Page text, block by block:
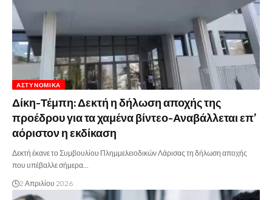
ΑΣΤΥΝΟΜΙΚΆ
Δίκη-Τέμπη: Δεκτή η δήλωση αποχής της
προέδρου για τα χαμένα βίντεο-Αναβάλλεται επ’
αόριστον η εκδίκαση
Δεκτή έκανε το Συμβουλίου Πλημμελειοδικών Λάρισας τη δήλωση αποχής
που υπέβαλλε σήμερα…
2 Απριλίου 2026